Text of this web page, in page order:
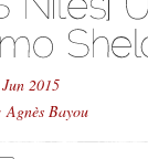
2015
Agnès Bayou